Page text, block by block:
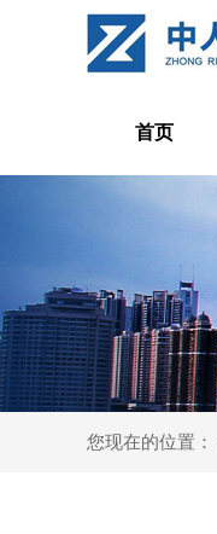
首页
您现在的位置：